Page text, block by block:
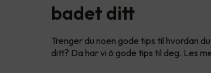
badet ditt
Trenger du noen gode tips til hvordan
ditt? Da har vi 6 gode tips til deg. Les